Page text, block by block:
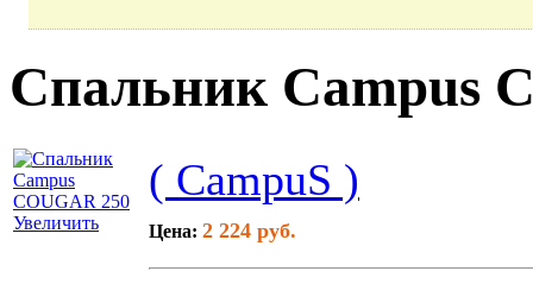
Спальник Campus
Увеличить
( CampuS )
Цена: 2 224 руб.